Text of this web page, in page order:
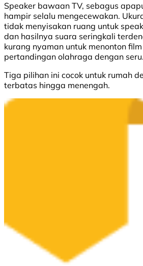
Speaker bawaan TV, sebagus
hampir selalu mengecewakan.
tidak menyisakan ruang untuk
dan hasilnya suara seringkali
kurang nyaman untuk menonton
pertandingan olahraga dengan seru.
Tiga pilihan ini cocok untuk rumah
terbatas hingga menengah.